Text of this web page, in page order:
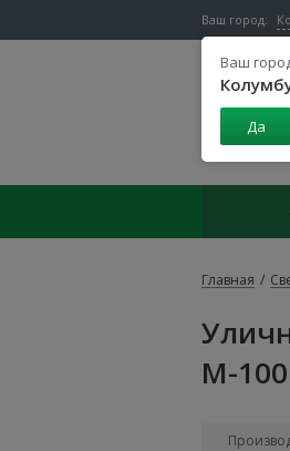
Ваш город:
Ваш
Да
Центр
Главная /
М-100